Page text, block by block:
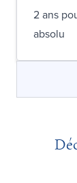
2 ans
absolu